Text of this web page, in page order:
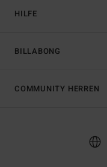
HILFE
BILLABONG
COMMUNITY HERREN